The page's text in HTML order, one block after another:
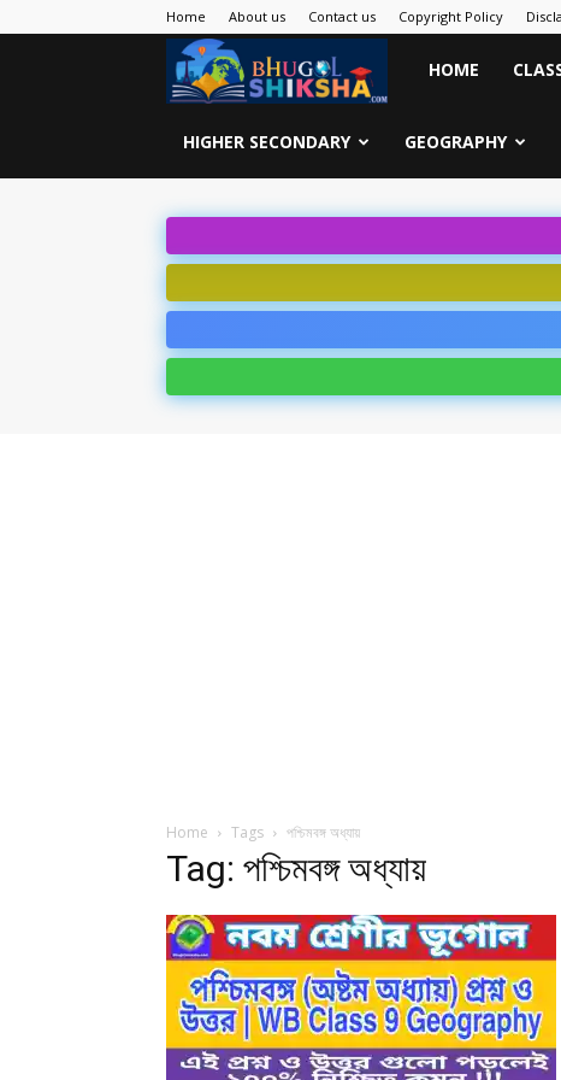
Home About us Contact us Copyright Policy
Bhugol
Shiksha
HOME
HIGHER SECONDARY GEOGRAPHY
Home Tags পশ্চিমবঙ্গ অধ্যায়
Tag: পশ্চিমবঙ্গ অধ্যায়